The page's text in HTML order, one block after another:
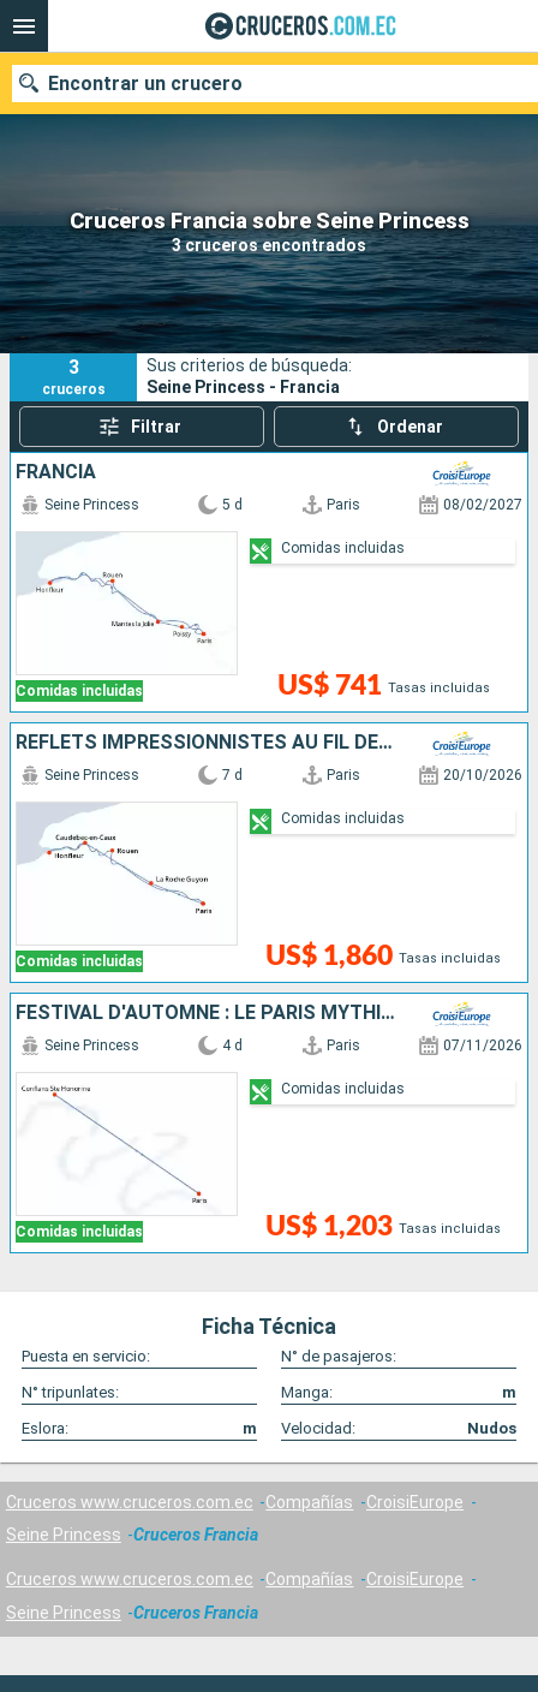
Cruceros Francia sobre Seine Princess
3 cruceros encontrados
Encontrar un crucero
Nuestros destinos
Fecha de salida
Puertos Compañías
Buscar
3
cruceros
Sus criterios de búsqueda:
Seine Princess - Francia
Filtrar Ordenar
FRANCIA
Comidas incluidas
Seine Princess 5 d Paris 08/02/2027
US$ 741 Tasas incluidas
Comidas incluidas
REFLETS IMPRESSIONNISTES AU FIL DE LA SEINE
Comidas incluidas
Seine Princess 7 d Paris 20/10/2026
US$ 1,860 Tasas incluidas
Comidas incluidas
FESTIVAL D'AUTOMNE : LE PARIS MYTHIQUE
Comidas incluidas
Seine Princess 4 d Paris 07/11/2026
US$ 1,203 Tasas incluidas
Comidas incluidas
Ficha Técnica
Puesta en servicio:
N° de pasajeros:
N° tripunlates:
Manga:
m
Eslora:
m Velocidad: Nudos
Cruceros www.cruceros.com.ec Compañías
CroisiEurope
Seine Princess
Cruceros Francia
Cruceros www.cruceros.com.ec Compañías
CroisiEurope
Seine Princess
Cruceros Francia